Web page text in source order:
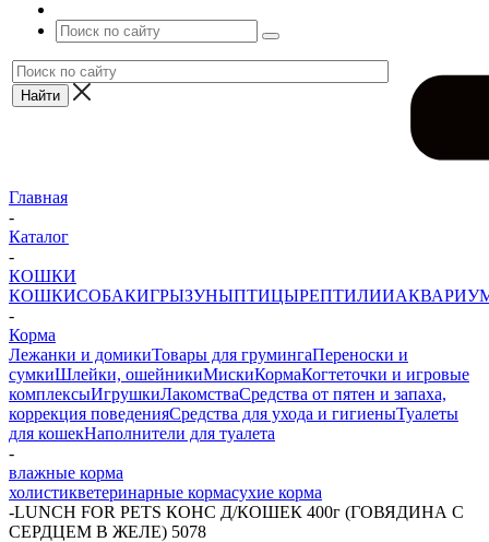
Главная
-
Каталог
-
КОШКИ
КОШКИСОБАКИГРЫЗУНЫПТИЦЫРЕПТИЛИИ
-
Корма
Лежанки и домикиТовары для грумингаПереноски и
сумкиШлейки, ошейникиМискиКормаКогтеточки и игровые
комплексыИгрушкиЛакомстваСредства от пятен и запаха,
коррекция поведенияСредства для ухода и гигиеныТуалеты
для кошекНаполнители для туалета
-
влажные корма
холистикветеринарные кормасухие корма
-LUNCH FOR PETS КОНС Д/КОШЕК 400г (ГОВЯДИНА С
СЕРДЦЕМ В ЖЕЛЕ) 5078